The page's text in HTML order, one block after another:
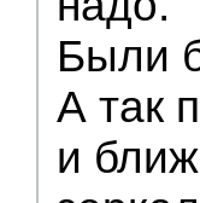
Были
А так
и